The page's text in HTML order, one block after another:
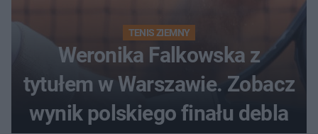
TENIS ZIEMNY
Weronika Falkowska z
tytułem w Warszawie. Zobacz
wynik polskiego finału debla